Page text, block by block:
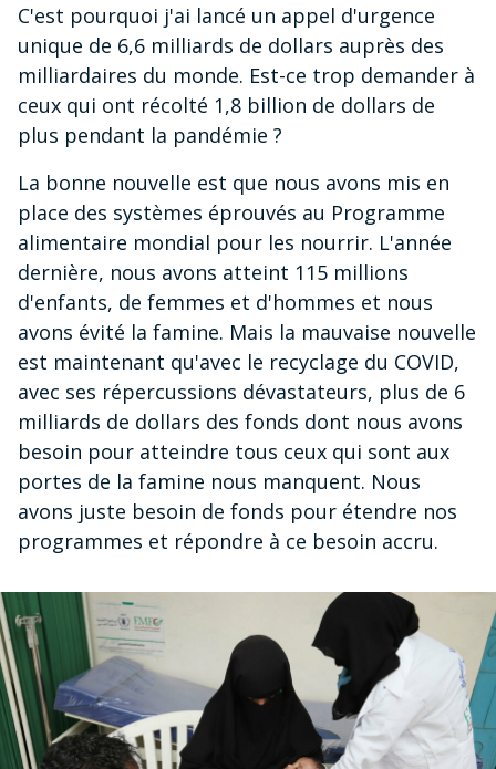
C'est pourquoi j'ai lancé un appel d'urgence
unique de 6,6 milliards de dollars auprès des
milliardaires du monde. Est-ce trop demander à
ceux qui ont récolté 1,8 billion de dollars de
plus pendant la pandémie ?
La bonne nouvelle est que nous avons mis en
place des systèmes éprouvés au Programme
alimentaire mondial pour les nourrir. L'année
dernière, nous avons atteint 115 millions
d'enfants, de femmes et d'hommes et nous
avons évité la famine. Mais la mauvaise nouvelle
est maintenant qu'avec le recyclage du COVID,
avec ses répercussions dévastateurs, plus de 6
milliards de dollars des fonds dont nous avons
besoin pour atteindre tous ceux qui sont aux
portes de la famine nous manquent. Nous
avons juste besoin de fonds pour étendre nos
programmes et répondre à ce besoin accru.